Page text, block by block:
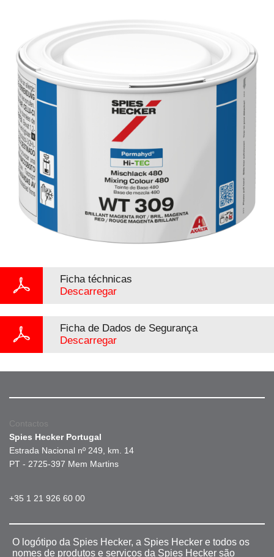
Ficha téchnicas
Descarregar
Ficha de Dados de Segurança
Descarregar
Contactos
Spies Hecker Portugal
Estrada Nacional nº 249, km. 14
PT - 2725-397 Mem Martins
+35 1 21 926 60 00
O logótipo da Spies Hecker, a Spies Hecker e todos os
nomes de produtos e serviços da Spies Hecker são